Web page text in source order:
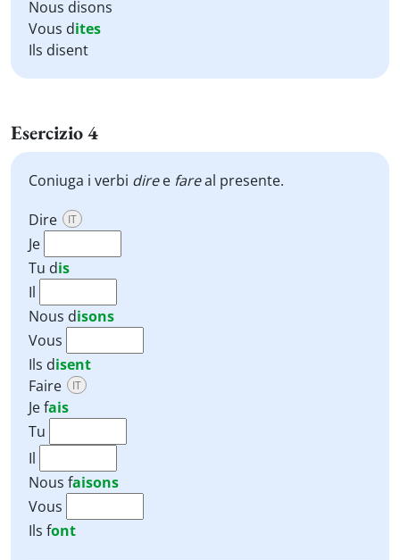
Nous disons
Vous dites
Ils disent
Esercizio 4
Coniuga i verbi diree fareal presente.
Dire
IT
Je
Tu dis
Il
Nous disons
Vous
Ils disent
Faire
IT
Jefais
Tu
Il
Nous faisons
Vous
Ils font